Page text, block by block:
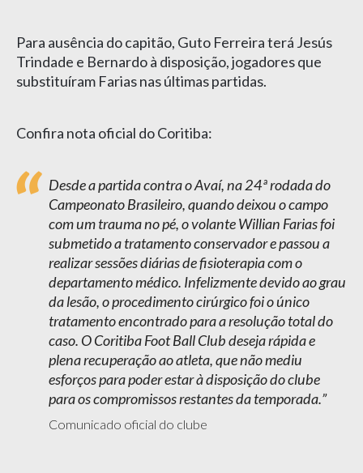
Para ausência do capitão, Guto Ferreira terá Jesús
Trindade e Bernardo à disposição, jogadores que
substituíram Farias nas últimas partidas.
Confira nota oficial do Coritiba:
Desde a partida contra o Avaí, na 24ª rodada do
Campeonato Brasileiro, quando deixou o campo
com um trauma no pé, o volante Willian Farias foi
submetido a tratamento conservador e passou a
realizar sessões diárias de fisioterapia com o
departamento médico. Infelizmente devido ao grau
da lesão, o procedimento cirúrgico foi o único
tratamento encontrado para a resolução total do
caso. O Coritiba Foot Ball Club deseja rápida e
plena recuperação ao atleta, que não mediu
esforços para poder estar à disposição do clube
para os compromissos restantes da temporada.
Comunicado oficial do clube